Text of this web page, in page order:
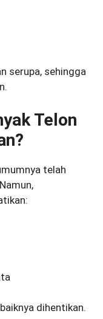
serupa, sehingga
Telon
telah
dihentikan.